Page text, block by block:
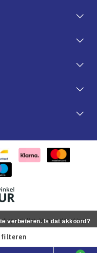
specialist. Van antifouling
InStijl Media
filteren
verbeteren. Is dat akkoord?
Meer over cookies »